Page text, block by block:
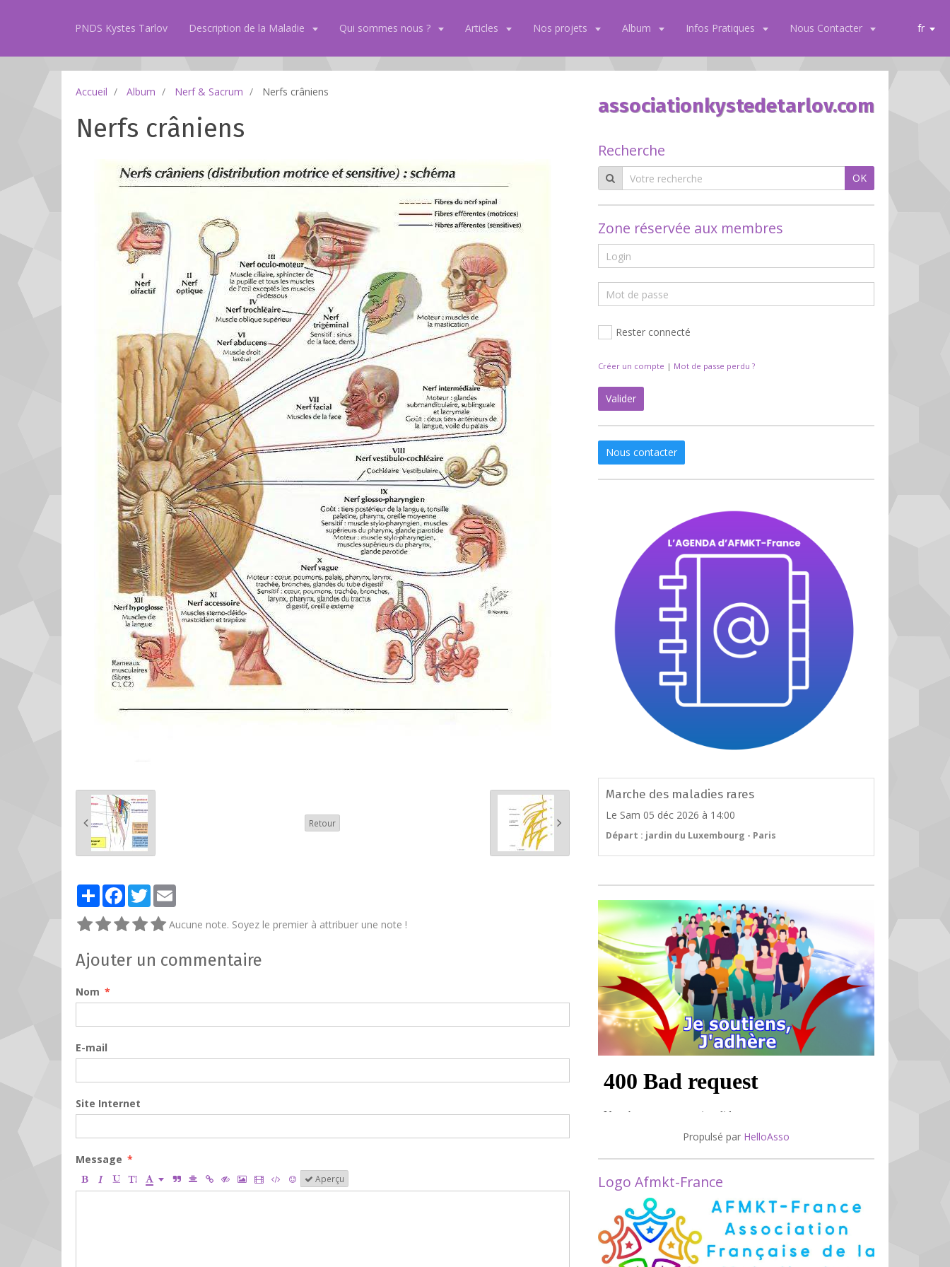
PNDS Kystes Tarlov Description de la Maladie Qui sommes nous ? Articles Nos projets Album Infos Pratiques Nous Contacter fr
Accueil Album Nerf & Sacrum Nerfs crâniens
Nerfs crâniens
Retour
PartagerFacebook
Twitter
Aucune note. Soyez le premier à attribuer une note !
Ajouter un commentaire
Nom
E-mail
Site Internet
Message
Aperçu
associationkystedetarlov.com
Recherche
OK
Zone réservée aux membres
Rester connecté
Créer un compte | Mot de passe perdu ?
Valider
Nous contacter
Marche des maladies rares
Le Sam 05 déc 2026 à 14:00
Départ : jardin du Luxembourg - Paris
Propulsé par HelloAsso
Logo Afmkt-France